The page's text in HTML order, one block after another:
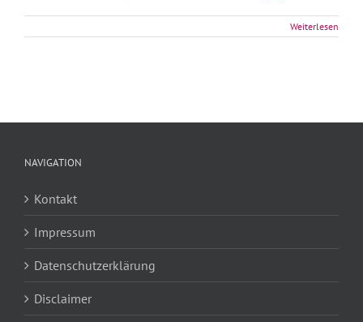
Weiterlesen
NAVIGATION
Kontakt
Impressum
Datenschutzerklärung
Disclaimer